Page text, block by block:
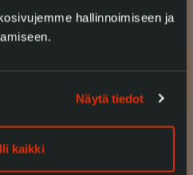
hallinnoimiseen ja
Näytä tiedot
kaikki